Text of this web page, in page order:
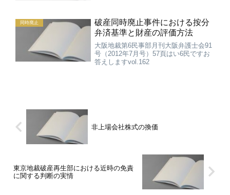
同時廃止
破産同時廃止事件における按分
弁済基準と財産の評価方法
大阪地裁第6民事部月刊大阪弁護士会91
号（2012年7月号）57頁はい6民ですお
答えしますvol.162
非上場会社株式の換価
東京地裁破産再生部における近時の免責
に関する判断の実情